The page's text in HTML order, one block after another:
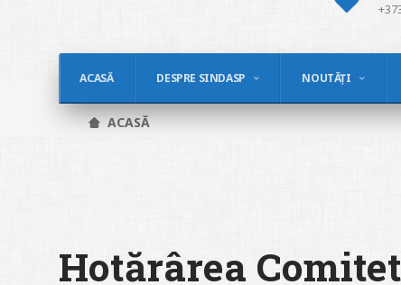
ACASĂ DESPRE SINDASP NOUTĂȚI
ACASĂ
Hotărârea